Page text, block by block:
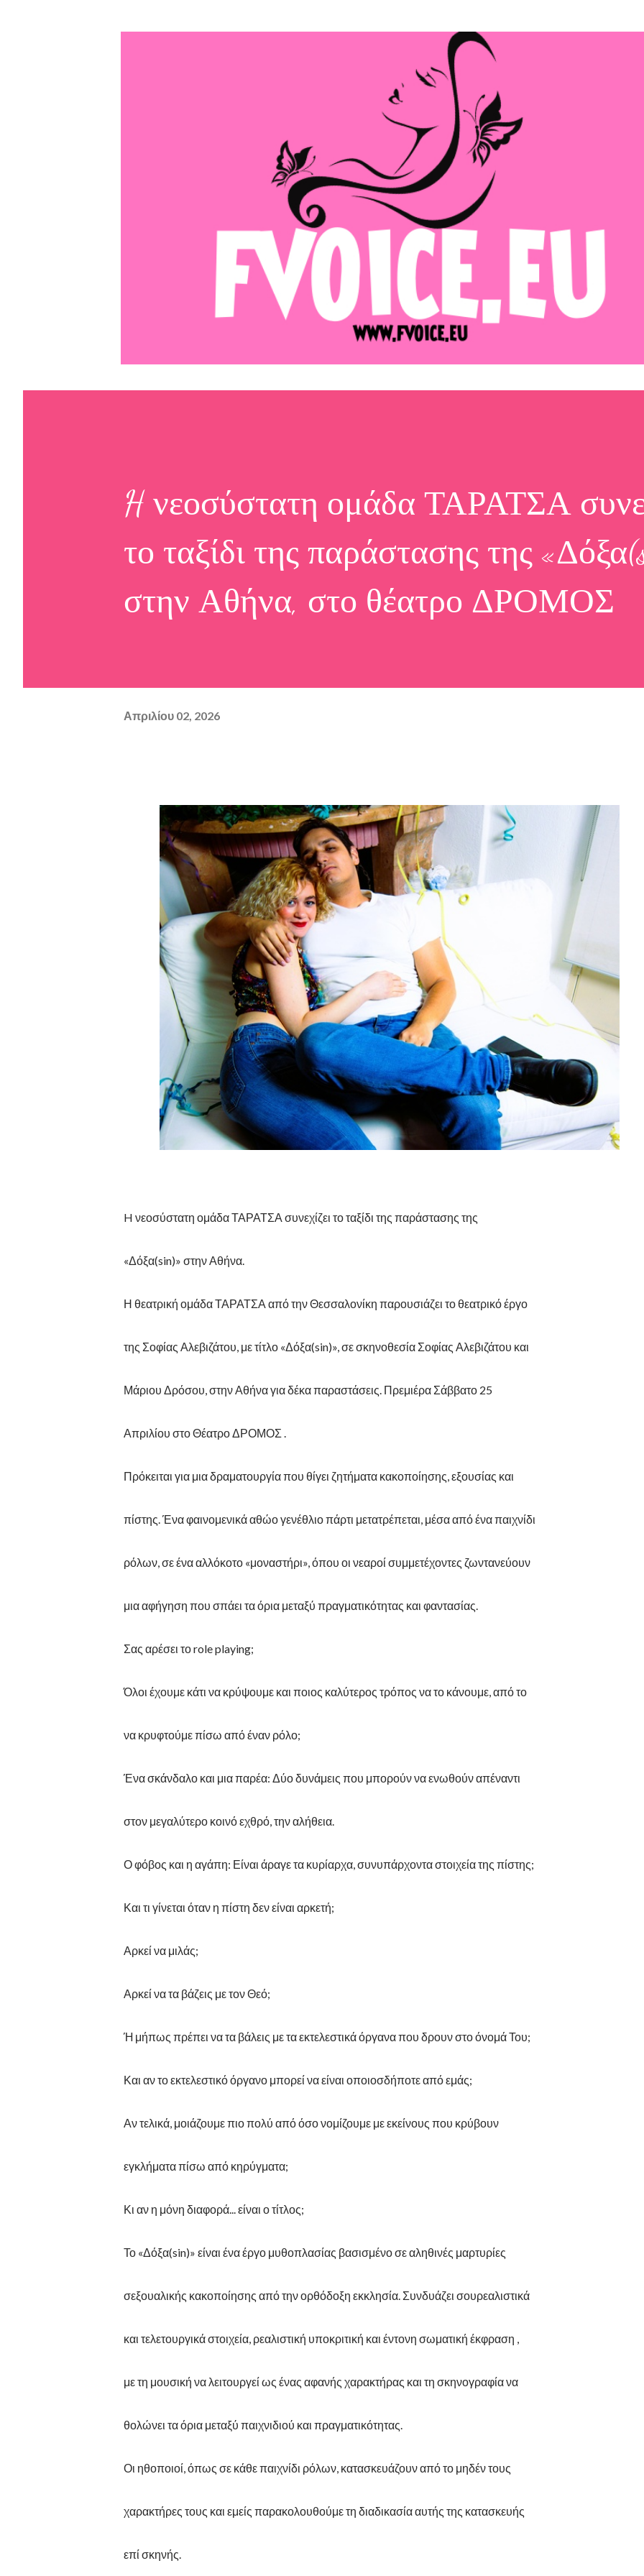
H νεοσύστατη ομάδα ΤΑΡΑΤΣΑ
το ταξίδι της παράστασης της
στην Αθήνα, στο θέατρο ΔΡΟΜΟΣ
Απριλίου 02, 2026
H νεοσύστατη ομάδα ΤΑΡΑΤΣΑ συνεχίζει το ταξίδι της παράστασης της
«Δόξα(sin)» στην Αθήνα.
Η θεατρική ομάδα ΤΑΡΑΤΣΑ από την Θεσσαλονίκη παρουσιάζει το θεατρικό έργο
της Σοφίας Αλεβιζάτου, με τίτλο «Δόξα(sin)», σε σκηνοθεσία Σοφίας Αλεβιζάτου και
Μάριου Δρόσου, στην Αθήνα για δέκα παραστάσεις. Πρεμιέρα Σάββατο 25
Απριλίου στο Θέατρο ΔΡΟΜΟΣ .
Πρόκειται για μια δραματουργία που θίγει ζητήματα κακοποίησης, εξουσίας και
πίστης. Ένα φαινομενικά αθώο γενέθλιο πάρτι μετατρέπεται, μέσα από ένα παιχνίδι
ρόλων, σε ένα αλλόκοτο «μοναστήρι», όπου οι νεαροί συμμετέχοντες ζωντανεύουν
μια αφήγηση που σπάει τα όρια μεταξύ πραγματικότητας και φαντασίας.
Σας αρέσει το role playing;
Όλοι έχουμε κάτι να κρύψουμε και ποιος καλύτερος τρόπος να το κάνουμε, από το
να κρυφτούμε πίσω από έναν ρόλο;
Ένα σκάνδαλο και μια παρέα: Δύο δυνάμεις που μπορούν να ενωθούν απέναντι
στον μεγαλύτερο κοινό εχθρό, την αλήθεια.
Ο φόβος και η αγάπη: Είναι άραγε τα κυρίαρχα, συνυπάρχοντα στοιχεία της πίστης;
Και τι γίνεται όταν η πίστη δεν είναι αρκετή;
Αρκεί να μιλάς;
Αρκεί να τα βάζεις με τον Θεό;
Ή μήπως πρέπει να τα βάλεις με τα εκτελεστικά όργανα που δρουν στο όνομά Του;
Και αν το εκτελεστικό όργανο μπορεί να είναι οποιοσδήποτε από εμάς;
Αν τελικά, μοιάζουμε πιο πολύ από όσο νομίζουμε με εκείνους που κρύβουν
εγκλήματα πίσω από κηρύγματα;
Κι αν η μόνη διαφορά... είναι ο τίτλος;
Το «Δόξα(sin)» είναι ένα έργο μυθοπλασίας βασισμένο σε αληθινές μαρτυρίες
σεξουαλικής κακοποίησης από την ορθόδοξη εκκλησία. Συνδυάζει σουρεαλιστικά
και τελετουργικά στοιχεία, ρεαλιστική υποκριτική και έντονη σωματική έκφραση ,
με τη μουσική να λειτουργεί ως ένας αφανής χαρακτήρας και τη σκηνογραφία να
θολώνει τα όρια μεταξύ παιχνιδιού και πραγματικότητας.
Οι ηθοποιοί, όπως σε κάθε παιχνίδι ρόλων, κατασκευάζουν από το μηδέν τους
χαρακτήρες τους και εμείς παρακολουθούμε τη διαδικασία αυτής της κατασκευής
επί σκηνής.